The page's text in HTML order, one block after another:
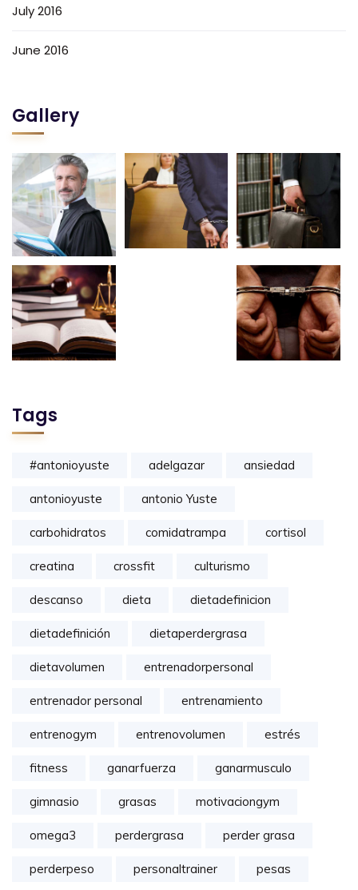
July 2016
June 2016
Gallery
Tags
#antonioyuste adelgazar ansiedad
antonioyuste antonio Yuste
carbohidratos comidatrampa cortisol
creatina crossfit culturismo
descanso dieta dietadefinicion
dietadefinición dietaperdergrasa
dietavolumen entrenadorpersonal
entrenador personal entrenamiento
entrenogym entrenovolumen estrés
fitness ganarfuerza ganarmusculo
gimnasio grasas motivaciongym
omega3 perdergrasa perder grasa
perderpeso personaltrainer pesas